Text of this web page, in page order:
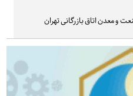
معدن اتاق بازرگانی تهران